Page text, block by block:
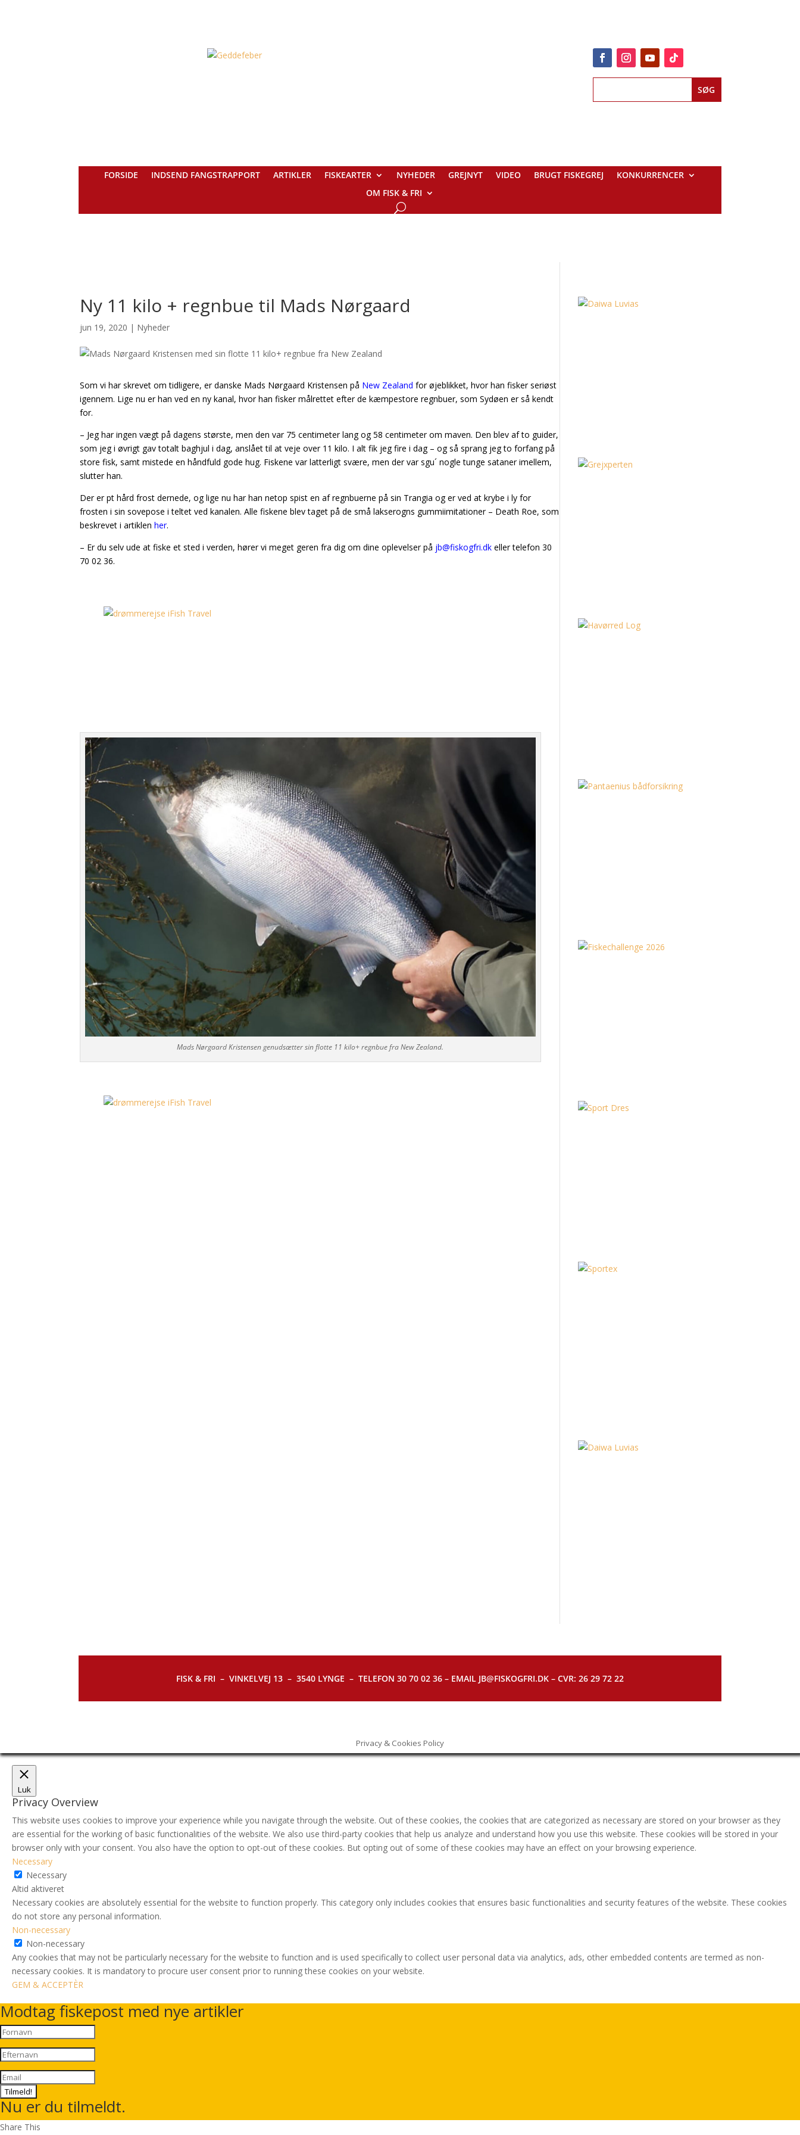
FORSIDE INDSEND FANGSTRAPPORT ARTIKLER FISKEARTER NYHEDER GREJNYT VIDEO BRUGT FISKEGREJ
KONKURRENCER
OM FISK & FRI
Ny 11 kilo + regnbue til Mads Nørgaard
jun 19, 2020 | Nyheder
Som vi har skrevet om tidligere, er danske Mads Nørgaard Kristensen på New Zealand for øjeblikket, hvor han fisker seriøst
igennem. Lige nu er han ved en ny kanal, hvor han fisker målrettet efter de kæmpestore regnbuer, som Sydøen er så kendt
for.
– Jeg har ingen vægt på dagens største, men den var 75 centimeter lang og 58 centimeter om maven. Den blev af to guider,
som jeg i øvrigt gav totalt baghjul i dag, anslået til at veje over 11 kilo. I alt fik jeg fire i dag – og så sprang jeg to forfang på
store fisk, samt mistede en håndfuld gode hug. Fiskene var latterligt svære, men der var sgu´ nogle tunge sataner imellem,
slutter han.
Der er pt hård frost dernede, og lige nu har han netop spist en af regnbuerne på sin Trangia og er ved at krybe i ly for
frosten i sin sovepose i teltet ved kanalen. Alle fiskene blev taget på de små lakserogns gummiimitationer – Death Roe, som
beskrevet i artiklenher.
– Er du selv ude at fiske et sted i verden, hører vi meget geren fra dig om dine oplevelser på jb@fiskogfri.dk eller telefon 30
70 02 36.
Mads Nørgaard Kristensen genudsætter sin flotte 11 kilo+ regnbue fra New Zealand.
FISK & FRI – VINKELVEJ 13 – 3540 LYNGE – TELEFON 30 70 02 36 – EMAIL JB@FISKOGFRI.DK – CVR: 26 29 72 22
Privacy & Cookies Policy
Luk
Privacy Overview
This website uses cookies to improve your experience while you navigate through the website. Out of these cookies, the cookies that are categorized as necessary are stored on your browser as they
are essential for the working of basic functionalities of the website. We also use third-party cookies that help us analyze and understand how you use this website. These cookies will be stored in your
browser only with your consent. You also have the option to opt-out of these cookies. But opting out of some of these cookies may have an effect on your browsing experience.
Necessary
Necessary
Altid aktiveret
Necessary cookies are absolutely essential for the website to function properly. This category only includes cookies that ensures basic functionalities and security features of the website. These cookies
do not store any personal information.
Non-necessary
Non-necessary
Any cookies that may not be particularly necessary for the website to function and is used specifically to collect user personal data via analytics, ads, other embedded contents are termed as non-
necessary cookies. It is mandatory to procure user consent prior to running these cookies on your website.
GEM & ACCEPTÈR
Modtag fiskepost med nye artikler
Tilmeld!
Nu er du tilmeldt.
Share This